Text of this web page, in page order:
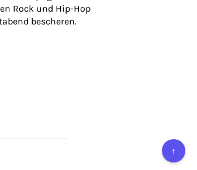
Rock und Hip-Hop
bescheren.
↑